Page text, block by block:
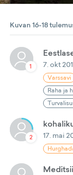
Kuvan 16-18
1 7. okt
Varssavi
Raha ja
2 17. mai